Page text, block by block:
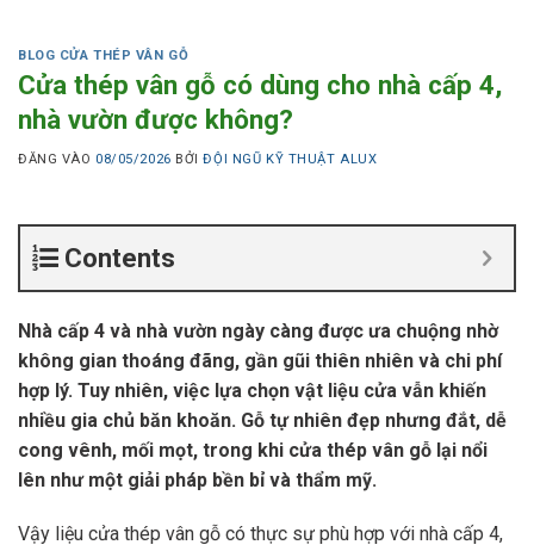
BLOG CỬA THÉP VÂN GỖ
Cửa thép vân gỗ có dùng cho nhà cấp 4,
nhà vườn được không?
ĐĂNG VÀO 08/05/2026 BỞIĐỘI NGŨ KỸ THUẬT ALUX
Contents
Nhà cấp 4 và nhà vườn ngày càng được ưa chuộng nhờ
không gian thoáng đãng, gần gũi thiên nhiên và chi phí
hợp lý. Tuy nhiên, việc lựa chọn vật liệu cửa vẫn khiến
nhiều gia chủ băn khoăn. Gỗ tự nhiên đẹp nhưng đắt, dễ
cong vênh, mối mọt, trong khi cửa thép vân gỗ lại nổi
lên như một giải pháp bền bỉ và thẩm mỹ.
Vậy liệu cửa thép vân gỗ có thực sự phù hợp với nhà cấp 4,